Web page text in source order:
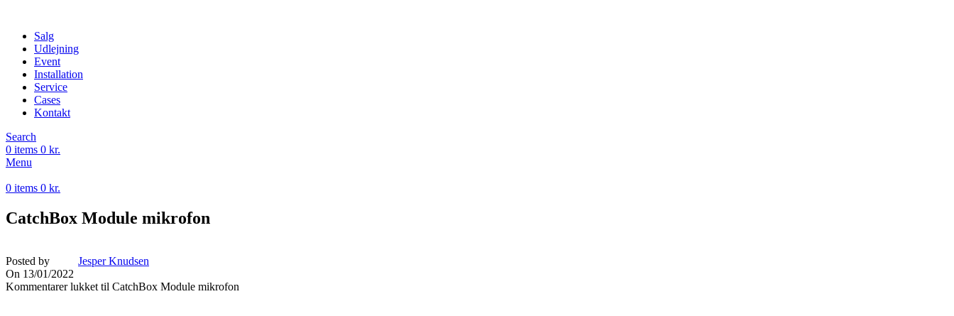
Salg
Udlejning
Event
Installation
Service
Cases
Kontakt
Search
0 items 0 kr.
Menu
0 items 0 kr.
CatchBox Module mikrofon
Posted by
Jesper Knudsen
On 13/01/2022
Kommentarer lukket til CatchBox Module mikrofon